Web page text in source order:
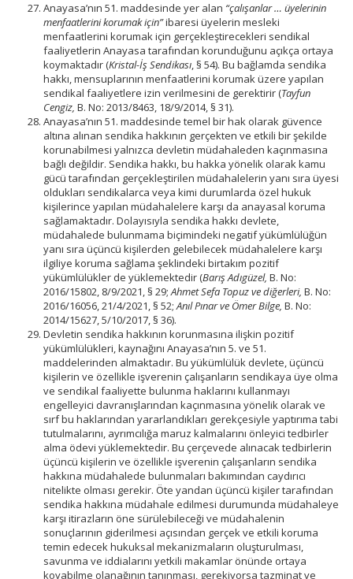
Anayasa’nın 51. maddesinde yer alan “çalışanlar … üyelerinin
menfaatlerini korumak için”ibaresi üyelerin mesleki
menfaatlerini korumak için gerçekleştirecekleri sendikal
faaliyetlerin Anayasa tarafından korunduğunu açıkça ortaya
koymaktadır (Kristal-İş Sendikası, § 54). Bu bağlamda sendika
hakkı, mensuplarının menfaatlerini korumak üzere yapılan
sendikal faaliyetlere izin verilmesini de gerektirir (Tayfun
Cengiz, B. No: 2013/8463, 18/9/2014, § 31).
Anayasa’nın 51. maddesinde temel bir hak olarak güvence
altına alınan sendika hakkının gerçekten ve etkili bir şekilde
korunabilmesi yalnızca devletin müdahaleden kaçınmasına
bağlı değildir. Sendika hakkı, bu hakka yönelik olarak kamu
gücü tarafından gerçekleştirilen müdahalelerin yanı sıra üyesi
oldukları sendikalarca veya kimi durumlarda özel hukuk
kişilerince yapılan müdahalelere karşı da anayasal koruma
sağlamaktadır. Dolayısıyla sendika hakkı devlete,
müdahalede bulunmama biçimindeki negatif yükümlülüğün
yanı sıra üçüncü kişilerden gelebilecek müdahalelere karşı
ilgiliye koruma sağlama şeklindeki birtakım pozitif
yükümlülükler de yüklemektedir (Barış Adıgüzel, B. No:
2016/15802, 8/9/2021, § 29;Ahmet Sefa Topuz ve diğerleri, B. No:
2016/16056, 21/4/2021, § 52;Anıl Pınar ve Ömer Bilge, B. No:
2014/15627, 5/10/2017, § 36).
Devletin sendika hakkının korunmasına ilişkin pozitif
yükümlülükleri, kaynağını Anayasa’nın 5. ve 51.
maddelerinden almaktadır. Bu yükümlülük devlete, üçüncü
kişilerin ve özellikle işverenin çalışanların sendikaya üye olma
ve sendikal faaliyette bulunma haklarını kullanmayı
engelleyici davranışlarından kaçınmasına yönelik olarak ve
sırf bu haklarından yararlandıkları gerekçesiyle yaptırıma tabi
tutulmalarını, ayrımcılığa maruz kalmalarını önleyici tedbirler
alma ödevi yüklemektedir. Bu çerçevede alınacak tedbirlerin
üçüncü kişilerin ve özellikle işverenin çalışanların sendika
hakkına müdahalede bulunmaları bakımından caydırıcı
nitelikte olması gerekir. Öte yandan üçüncü kişiler tarafından
sendika hakkına müdahale edilmesi durumunda müdahaleye
karşı itirazların öne sürülebileceği ve müdahalenin
sonuçlarının giderilmesi açısından gerçek ve etkili koruma
temin edecek hukuksal mekanizmaların oluşturulması,
savunma ve iddialarını yetkili makamlar önünde ortaya
koyabilme olanağının tanınması, gerekiyorsa tazminat ve